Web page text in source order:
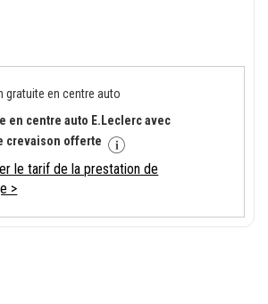
gratuite en centre auto
en centre auto E.Leclerc avec
crevaison offerte
le tarif de la prestation de
>